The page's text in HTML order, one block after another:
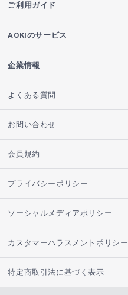
ご利用ガイド
AOKIのサービス
企業情報
よくある質問
お問い合わせ
会員規約
プライバシーポリシー
ソーシャルメディアポリシー
カスタマーハラスメントポリシー
特定商取引法に基づく表示